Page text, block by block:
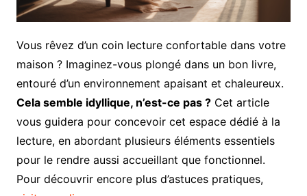
Vous rêvez d’un coin lecture confortable dans votre
maison ? Imaginez-vous plongé dans un bon livre,
entouré d’un environnement apaisant et chaleureux.
Cela semble idyllique, n’est-ce pas ?Cet article
vous guidera pour concevoir cet espace dédié à la
lecture, en abordant plusieurs éléments essentiels
pour le rendre aussi accueillant que fonctionnel.
Pour découvrir encore plus d’astuces pratiques,